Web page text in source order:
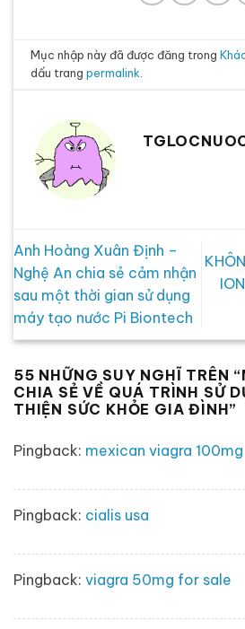
Mục nhập này đã được đăng trong
dấu trangpermalink
Anh Hoàng Xuân Định –
Nghệ An chia sẻ cảm nhận
sau một thời gian sử dụng
máy tạo nước Pi Biontech
55 NHỮNG SUY NGHĨ TRÊN “
CHIA SẺ VỀ QUÁ TRÌNH SỬ
THIỆN SỨC KHỎE GIA ĐÌNH”
Pingback: mexican viagra 100mg
Pingback: cialis usa
Pingback: viagra 50mg for sale